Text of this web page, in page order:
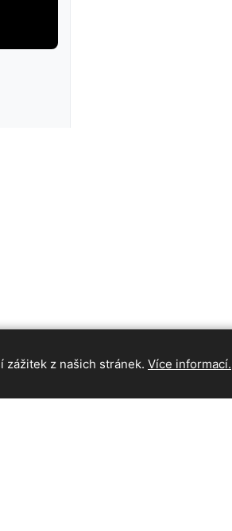
zážitek z našich stránek. Více informací.